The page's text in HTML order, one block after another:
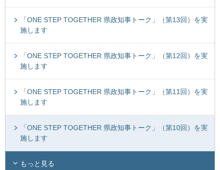
「ONE STEP TOGETHER 県政知事トーク」（第13回）を実
施します
「ONE STEP TOGETHER 県政知事トーク」（第12回）を実
施します
「ONE STEP TOGETHER 県政知事トーク」（第11回）を実
施します
「ONE STEP TOGETHER 県政知事トーク」（第10回）を実
施します
もっと見る